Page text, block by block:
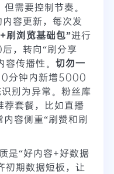
需要控制节奏。
容更新，每次发
刷浏览基础包”进行
，转向“刷分享
传播性。 切勿一
分钟内新增5000
别为异常。粉丝库
荐套餐，比如直播
容侧重“刷赞和刷
是“好内容+好数据
初期数据短板，让